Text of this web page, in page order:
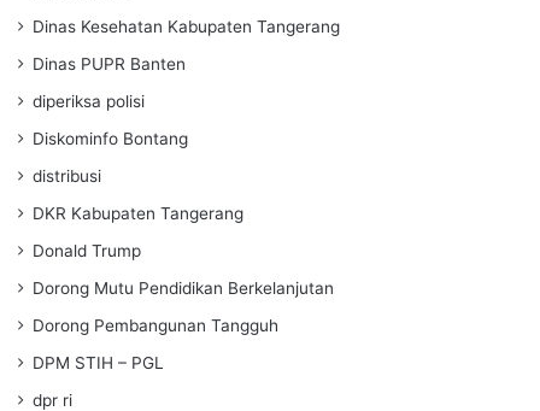
Dinas Kesehatan Kabupaten Tangerang
Dinas PUPR Banten
diperiksa polisi
Diskominfo Bontang
distribusi
DKR Kabupaten Tangerang
Donald Trump
Dorong Mutu Pendidikan Berkelanjutan
Dorong Pembangunan Tangguh
DPM STIH – PGL
dpr ri